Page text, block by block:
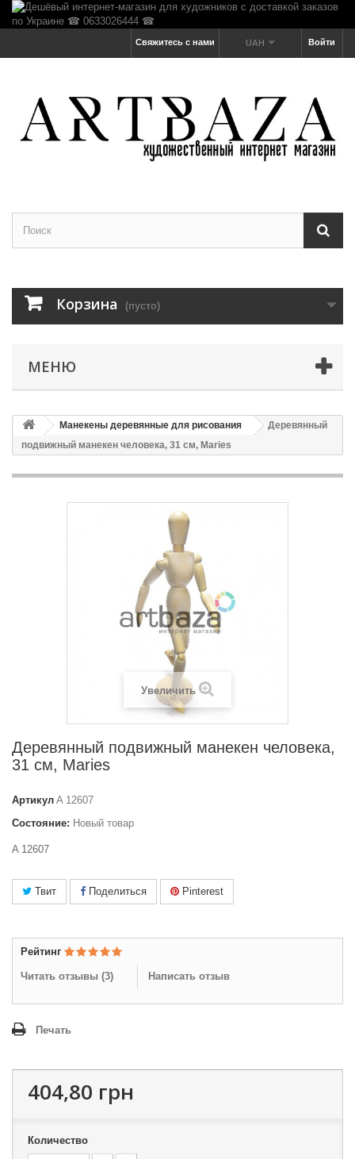
Войти
UAH
Свяжитесь с нами
Корзина (пусто)
МЕНЮ
Манекены деревянные для рисования
Деревянный
подвижный манекен человека, 31 см, Maries
Увеличить
Деревянный подвижный манекен человека,
31 см, Maries
Артикул A 12607
Состояние: Новый товар
A 12607
Твит Поделиться Pinterest
Рейтинг
Читать отзывы (3) Написать отзыв
Печать
404,80 грн
Количество